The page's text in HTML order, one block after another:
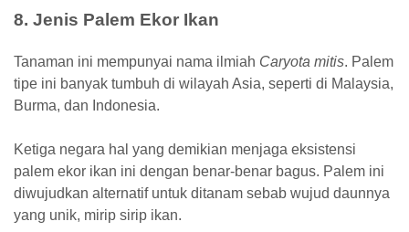
8. Jenis Palem Ekor Ikan
Tanaman ini mempunyai nama ilmiah Caryota mitis. Palem
tipe ini banyak tumbuh di wilayah Asia, seperti di Malaysia,
Burma, dan Indonesia.
Ketiga negara hal yang demikian menjaga eksistensi
palem ekor ikan ini dengan benar-benar bagus. Palem ini
diwujudkan alternatif untuk ditanam sebab wujud daunnya
yang unik, mirip sirip ikan.